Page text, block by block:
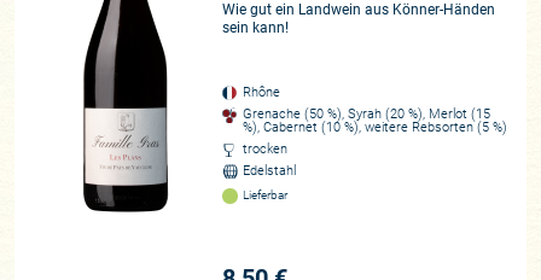
Wie gut ein Landwein aus Könner-Händen
sein kann!
Rhône
Grenache (50 %), Syrah (20 %), Merlot (15
%), Cabernet (10 %), weitere Rebsorten (5 %)
trocken
Edelstahl
Lieferbar